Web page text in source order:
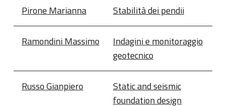
Pirone Marianna Stabilità dei pendii
Ramondini Massimo
Indagini e monitoraggio
geotecnico
Russo Gianpiero
Static and seismic
foundation design